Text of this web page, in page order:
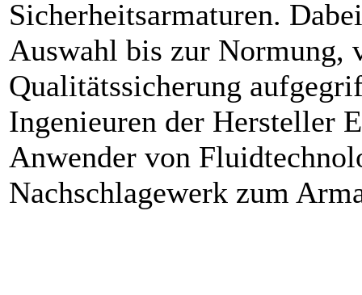
Sicherheitsarmaturen.
Auswahl bis zur Normung,
Qualitätssicherung
Ingenieuren der Hersteller
Anwender von
Nachschlagewerk zum